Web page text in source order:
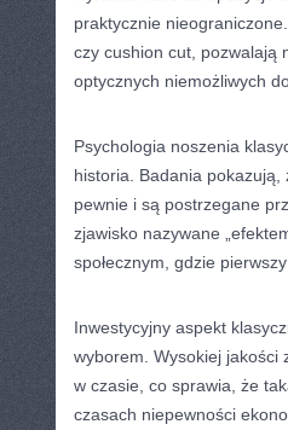
praktycznie
czy cushion cut, pozwalają
optycznych niemożliwych
Psychologia noszenia
historia. Badania
pewnie i są postrzegane
zjawisko nazywane
społecznym, gdzie
Inwestycyjny aspekt
wyborem. Wysokiej jakości
w czasie, co sprawia, że
czasach niepewności